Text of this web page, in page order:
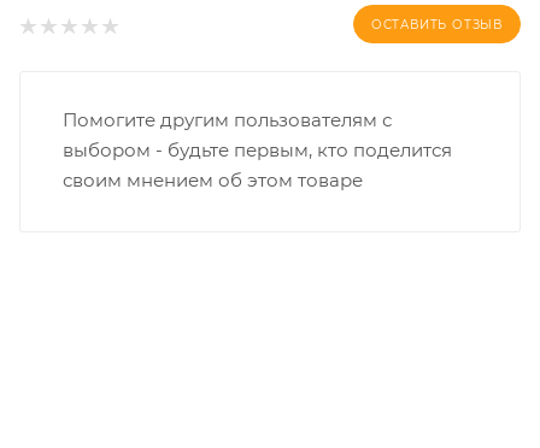
ОСТАВИТЬ ОТЗЫВ
Помогите другим пользователям с
выбором - будьте первым, кто поделится
своим мнением об этом товаре